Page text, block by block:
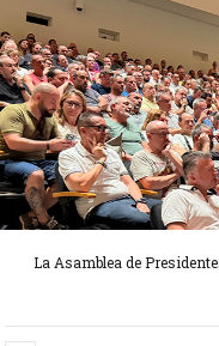
La Asamblea de
Candidatas
Candidatas